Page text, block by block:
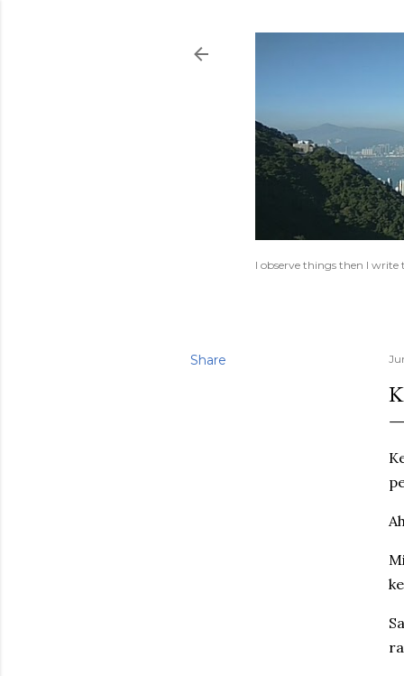
I observe things then I
Share
K
A
M
S